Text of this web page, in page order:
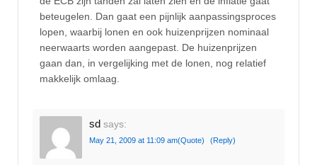
beteugelen. Dan gaat een pijnlijk aanpassingsproces
lopen, waarbij lonen en ook huizenprijzen nominaal
neerwaarts worden aangepast. De huizenprijzen
gaan dan, in vergelijking met de lonen, nog relatief
makkelijk omlaag.
sd says:
May 21, 2009 at 11:09 am(Quote) (Reply)